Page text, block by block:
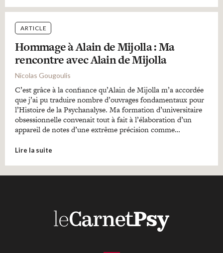
ARTICLE
Hommage à Alain de Mijolla : Ma
rencontre avec Alain de Mijolla
Nicolas Gougoulis
C’est grâce à la confiance qu’Alain de Mijolla m’a accordée
que j’ai pu traduire nombre d’ouvrages fondamentaux pour
l’Histoire de la Psychanalyse. Ma formation d’universitaire
obsessionnelle convenait tout à fait à l’élaboration d’un
appareil de notes d’une extrême précision comme…
Lire la suite